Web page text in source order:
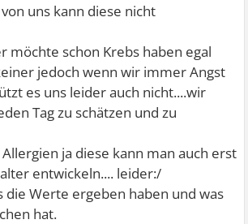
uns kann diese nicht
möchte schon Krebs haben egal
jedoch wenn wir immer Angst
es uns leider auch nicht....wir
Tag zu schätzen und zu
ja diese kann man auch erst
entwickeln.... leider:/
die Werte ergeben haben und was
hat.